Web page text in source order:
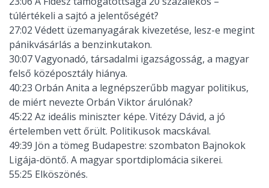
túlértékeli a sajtó a jelentőségét?
27:02 Védett üzemanyagárak kivezetése, lesz-e megint
pánikvásárlás a benzinkutakon.
30:07 Vagyonadó, társadalmi igazságosság, a magyar
felső középosztály hiánya.
40:23 Orbán Anita a legnépszerűbb magyar politikus,
de miért nevezte Orbán Viktor árulónak?
45:22 Az ideális miniszter képe. Vitézy Dávid, a jó
értelemben vett őrült. Politikusok macskával.
49:39 Jön a tömeg Budapestre: szombaton Bajnokok
Ligája-döntő. A magyar sportdiplomácia sikerei.
55:25 Elköszönés.